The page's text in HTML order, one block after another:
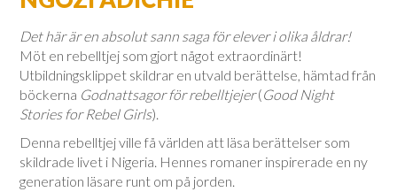
Det här är en absolut sann saga för elever i olika åldrar!
Möt en rebelltjej som gjort något extraordinärt!
Utbildningsklippet skildrar en utvald berättelse, hämtad från
böckerna Godnattsagor för rebelltjejer(Good Night
Stories for Rebel Girls).
Denna rebelltjej ville få världen att läsa berättelser som
skildrade livet i Nigeria. Hennes romaner inspirerade en ny
generation läsare runt om på jorden.